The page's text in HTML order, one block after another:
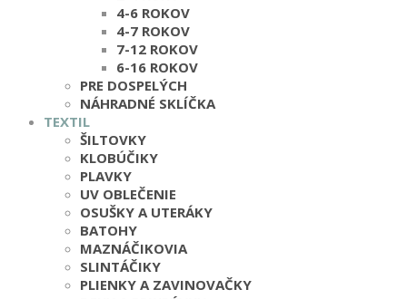
4-6 ROKOV
4-7 ROKOV
7-12 ROKOV
6-16 ROKOV
PRE DOSPELÝCH
NÁHRADNÉ SKLÍČKA
TEXTIL
ŠILTOVKY
KLOBÚČIKY
PLAVKY
UV OBLEČENIE
OSUŠKY A UTERÁKY
BATOHY
MAZNÁČIKOVIA
SLINTÁČIKY
PLIENKY A ZAVINOVAČKY